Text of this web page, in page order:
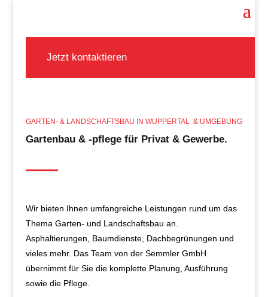
Jetzt kontaktieren
GARTEN- & LANDSCHAFTSBAU IN WUPPERTAL & UMGEBUNG
Gartenbau & -pflege für Privat & Gewerbe.
Wir bieten Ihnen umfangreiche Leistungen rund um das
Thema Garten- und Landschaftsbau an.
Asphaltierungen, Baumdienste, Dachbegrünungen und
vieles mehr. Das Team von der SemmlerGmbH
übernimmt für Sie die komplette Planung, Ausführung
sowie die Pflege.